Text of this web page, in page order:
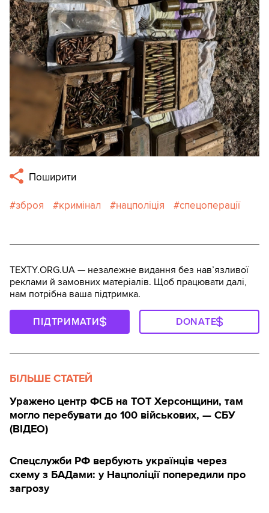
Поширити
зброя кримінал нацполіція спецоперації
TEXTY.ORG.UA — незалежне видання без навʼязливої
реклами й замовних матеріалів. Щоб працювати далі,
нам потрібна ваша підтримка.
ПІДТРИМАТИ DONATE
БІЛЬШЕ СТАТЕЙ
Уражено центр ФСБ на ТОТ Херсонщини, там
могло перебувати до 100 військових, — СБУ
(ВIДЕО)
Спецслужби РФ вербують українців через
схему з БАДами: у Нацполіції попередили про
загрозу